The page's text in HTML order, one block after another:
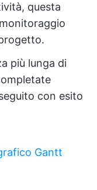
questa
più lunga di
con esito
Gantt